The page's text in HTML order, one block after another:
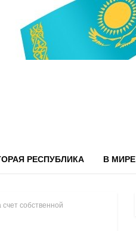
РЕСПУБЛИКА В МИРЕ
собственной